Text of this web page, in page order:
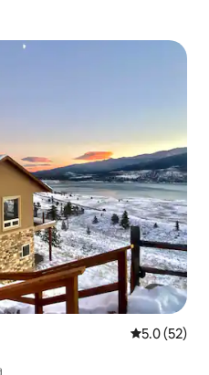
คะแนนเฉลี่ย
5.0 (52)